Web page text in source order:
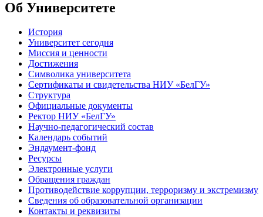
Об Университете
История
Университет сегодня
Миссия и ценности
Достижения
Символика университета
Сертификаты и свидетельства НИУ «БелГУ»
Структура
Официальные документы
Ректор НИУ «БелГУ»
Научно-педагогический состав
Календарь событий
Эндаумент-фонд
Ресурсы
Электронные услуги
Обращения граждан
Противодействие коррупции, терроризму и экстремизму
Сведения об образовательной организации
Контакты и реквизиты